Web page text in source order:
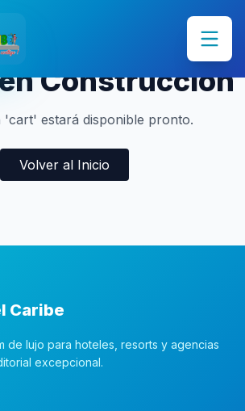
Construcción
'cart' estará disponible pronto.
Volver al Inicio
Caribe
de lujo para hoteles, resorts y agencias
excepcional.